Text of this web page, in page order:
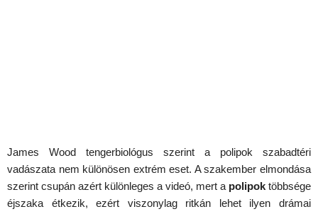
James Wood tengerbiológus szerint a polipok szabadtéri
vadászata nem különösen extrém eset. A szakember elmondása
szerint csupán azért különleges a videó, mert a polipok többsége
éjszaka étkezik, ezért viszonylag ritkán lehet ilyen drámai